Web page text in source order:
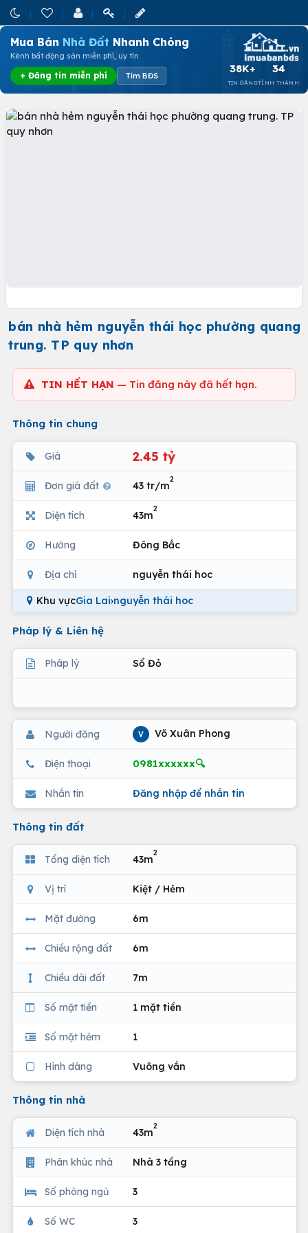
Mua Bán Nhà Đất Nhanh Chóng
Kênh bất động sản miễn phí, uy tín
+ Đăng tin miễn phí Tìm BĐS
38K+
TIN ĐĂNG
34
TỈNH THÀNH
bán nhà hẻm nguyễn thái học phường quang
trung. TP quy nhơn
TIN HẾT HẠN — Tin đăng này đã hết hạn.
Thông tin chung
Giá 2.45 tỷ
Đơn giá đất 43 tr/m
2
Diện tích 43m
2
Hướng Đông Bắc
Địa chỉ nguyễn thái hoc
Khu vựcGia Lai›nguyễn thái hoc
Pháp lý & Liên hệ
Pháp lý Sổ Đỏ
Người đăng V Võ Xuân Phong
Điện thoại 0981xxxxxx🔍
Nhắn tin Đăng nhập để nhắn tin
Thông tin đất
Tổng diện tích 43m
2
Vị trí Kiệt / Hẻm
Mặt đường 6m
Chiều rộng đất 6m
Chiều dài đất 7m
Số mặt tiền 1 mặt tiền
Số mặt hẻm 1
Hình dáng Vuông vắn
Thông tin nhà
Diện tích nhà 43m
2
Phân khúc nhà Nhà 3 tầng
Số phòng ngủ 3
Số WC 3